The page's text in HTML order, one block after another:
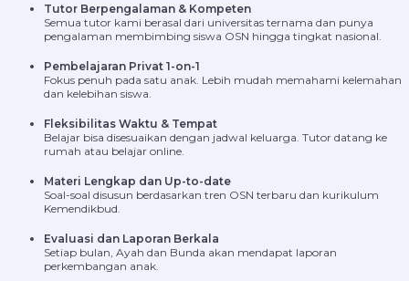
Tutor Berpengalaman & Kompeten
Semua tutor kami berasal dari universitas ternama dan punya
pengalaman membimbing siswa OSN hingga tingkat nasional.
Pembelajaran Privat 1-on-1
Fokus penuh pada satu anak. Lebih mudah memahami kelemahan
dan kelebihan siswa.
Fleksibilitas Waktu & Tempat
Belajar bisa disesuaikan dengan jadwal keluarga. Tutor datang ke
rumah atau belajar online.
Materi Lengkap dan Up-to-date
Soal-soal disusun berdasarkan tren OSN terbaru dan kurikulum
Kemendikbud.
Evaluasi dan Laporan Berkala
Setiap bulan, Ayah dan Bunda akan mendapat laporan
perkembangan anak.